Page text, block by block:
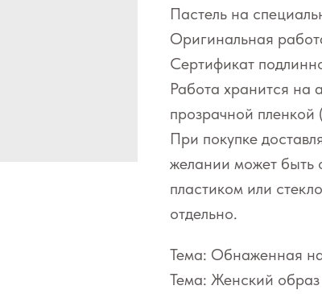
Пастель на
Оригинальная
Сертификат
Работа хранится на
прозрачной
При покупке
желании может быть
пластиком или
отдельно.
Тема: Обнаженная
Тема: Женский образ